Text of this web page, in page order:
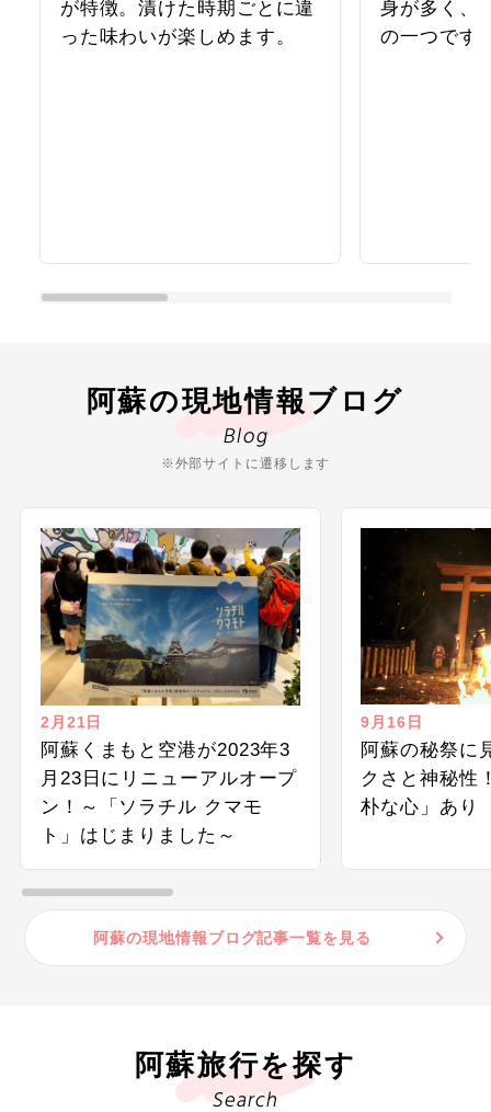
が特徴。漬けた時期ごとに違
った味わいが楽しめます。
身が多く、
の一つです
阿蘇の現地情報ブログ
Blog
※外部サイトに遷移します
2月21日
阿蘇くまもと空港が2023年3
月23日にリニューアルオープ
ン！～「ソラチル クマモ
ト」はじまりました～
9月16日
阿蘇の秘祭に
クさと神秘性
朴な心」あり
阿蘇の現地情報ブログ記事一覧を見る
阿蘇旅行を探す
Search